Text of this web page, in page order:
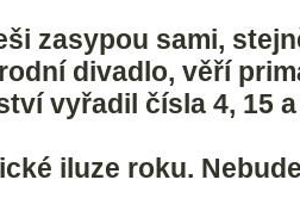
zasypou sami,
divadlo, věří
vyřadil čísla 4, 15
iluze roku.